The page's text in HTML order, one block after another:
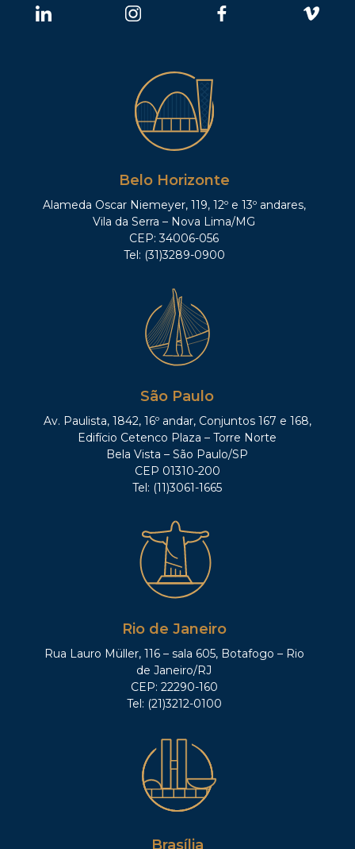
Belo Horizonte
Alameda Oscar Niemeyer, 119, 12º e 13º andares,
Vila da Serra – Nova Lima/MG
CEP: 34006-056
Tel: (31)3289-0900
São Paulo
Av. Paulista, 1842, 16º andar, Conjuntos 167 e 168,
Edifício Cetenco Plaza – Torre Norte
Bela Vista – São Paulo/SP
CEP 01310-200
Tel: (11)3061-1665
Rio de Janeiro
Rua Lauro Müller, 116 – sala 605, Botafogo – Rio
de Janeiro/RJ
CEP: 22290-160
Tel: (21)3212-0100
Brasília